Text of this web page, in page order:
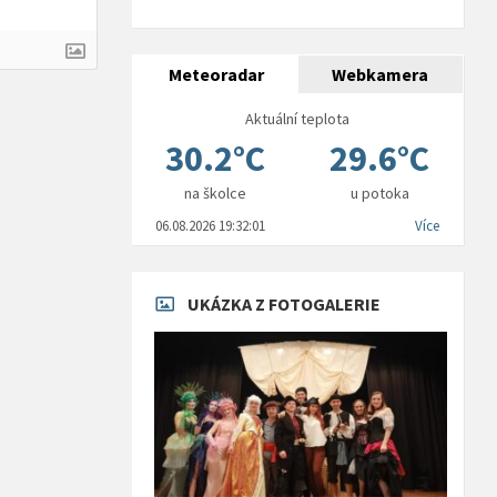
Meteoradar Webkamera
Aktuální teplota
30.2°C 29.6°C
na školce u potoka
06.08.2026 19:32:01 Více
UKÁZKA Z FOTOGALERIE